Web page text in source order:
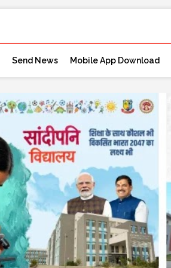
Send News Mobile App Download